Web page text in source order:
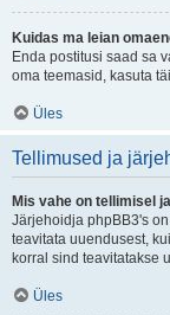
Kuidas ma leian
Enda postitusi saad sa
oma teemasid, kasuta
Üles
Tellimused ja
Mis vahe on tellimisel
Järjehoidja phpBB3's
teavitata uuendusest,
korral sind teavitatakse
Üles